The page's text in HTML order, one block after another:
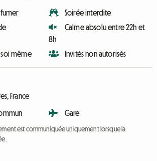
même
Soirée interdite
Calme absolu entre 22h et
8h
Invités non autorisés
France
Gare
est communiquée uniquement lorsque la